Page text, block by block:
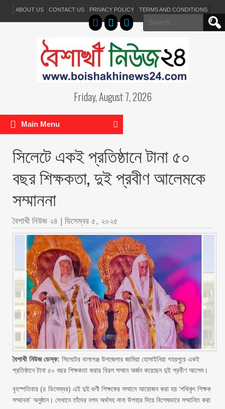
ABOUT US CONTACT US PRIVACY POLICY TERMS AND CONDITIONS
Search
for:
Friday, August 7, 2026
Main Menu
সিলেটে একই প্রতিষ্ঠানে টানা ৫০
বছর শিক্ষকতা, দুই প্রবীণ আলেমকে
সম্মাননা
বৈশাখী নিউজ ২৪ | ডিসেম্বর ৫, ২০২৫
বৈশাখী নিউজ ডেস্ক: সিলেটের বালাগঞ্জ উপজেলার জামিয়া হোসাইনিয়া গহরপুরে একই
প্রতিষ্ঠানে টানা ৫০ বছর শিক্ষকতা করার বিরল সম্মান অর্জন করেছেন দুই প্রবীণ আলেম।
বৃহস্পতিবার (৪ ডিসেম্বর) এই দুই গুণী শিক্ষকের সম্মানে আয়োজন করা হয় ‘পথিকৃৎ শিক্ষক
সম্মাননা’ অনুষ্ঠান। সেখানে তাঁদের নগদ অর্থসহ নানা উপহার দিয়ে বিশেষভাবে সম্মানিত করা